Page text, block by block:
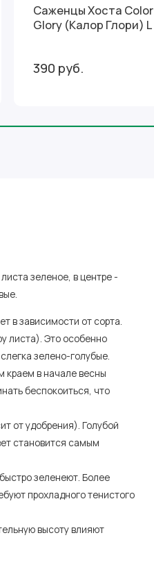
Саженцы Хоста Color
Glory (Калор Глори) L
390 руб.
зеленое, в центре -
в зависимости от сорта.
листа). Это особенно
зелено-голубые.
краем в начале весны
беспокоиться, что
от удобрения). Голубой
становится самым
зеленеют. Более
прохладного тенистого
высоту влияют